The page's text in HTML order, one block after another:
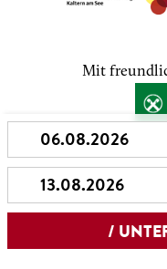
Mit